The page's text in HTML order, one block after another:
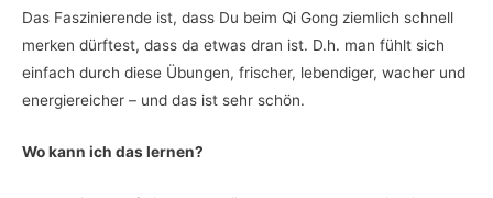
Das Faszinierende ist, dass Du beim Qi Gong ziemlich schnell
merken dürftest, dass da etwas dran ist. D.h. man fühlt sich
einfach durch diese Übungen, frischer, lebendiger, wacher und
energiereicher – und das ist sehr schön.
Wo kann ich das lernen?